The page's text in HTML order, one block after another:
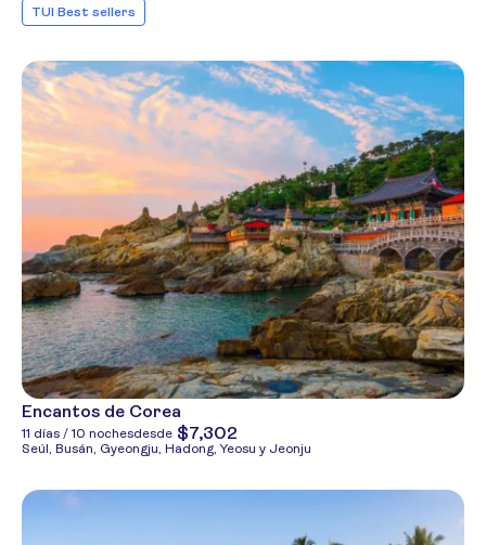
TUI Best sellers
Encantos de Corea
11 días / 10 nochesdesde $7,302
Seúl, Busán, Gyeongju, Hadong, Yeosu y Jeonju